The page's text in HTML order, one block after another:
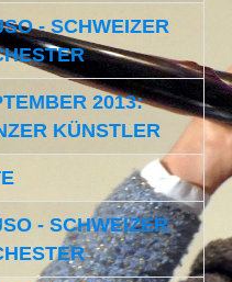
- SCHWEIZER
2013:
KÜNSTLER
- SCHWEIZER